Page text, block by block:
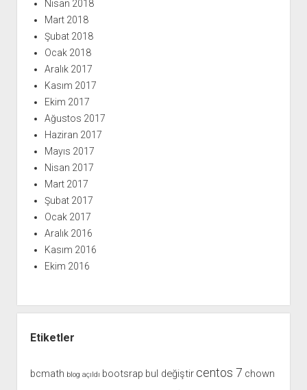
Nisan 2018
Mart 2018
Şubat 2018
Ocak 2018
Aralık 2017
Kasım 2017
Ekim 2017
Ağustos 2017
Haziran 2017
Mayıs 2017
Nisan 2017
Mart 2017
Şubat 2017
Ocak 2017
Aralık 2016
Kasım 2016
Ekim 2016
Etiketler
bcmath blog açıldı bootsrap bul değiştir centos 7 chown